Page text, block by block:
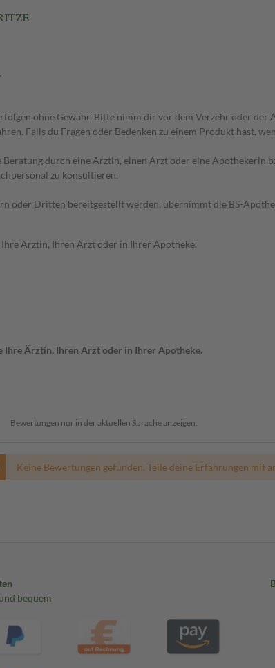
ohne Gewähr. Bitte nimm dir vor dem Verzehr oder
Falls du Fragen oder Bedenken zu einem Produkt hast,
durch eine Ärztin, einen Arzt oder eine Apothekerin
zu konsultieren.
oder Dritten bereitgestellt werden, übernimmt die BS-
Ihre Ärztin, Ihren Arzt oder in Ihrer Apotheke.
Ihre Ärztin, Ihren Arzt oder in Ihrer Apotheke.
Bewertungen nur in der aktuellen Sprache anzeigen.
Keine Bewertungen gefunden. Teile deine Erfahrungen mit
bequem